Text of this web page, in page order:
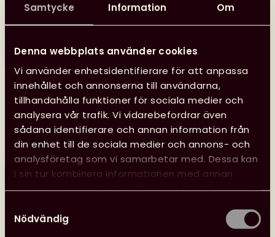
Samtycke Information Om
Denna webbplats använder cookies
Vi använder enhetsidentifierare för att anpassa
innehållet och annonserna till användarna,
tillhandahålla funktioner för sociala medier och
analysera vår trafik. Vi vidarebefordrar även
sådana identifierare och annan information från
din enhet till de sociala medier och annons- och
analysföretag som vi samarbetar med. Dessa kan
i sin tur kombinera informationen med annan
information som du har tillhandahållit eller som de
Nödvändig
Glad sommar önskar kansliet
Kansliet har sommarstängt 29 juni–10 augusti, vilket
innebär att vi inte svarar på e-post eller i telefon.
Läs mer
önskar
kansliet